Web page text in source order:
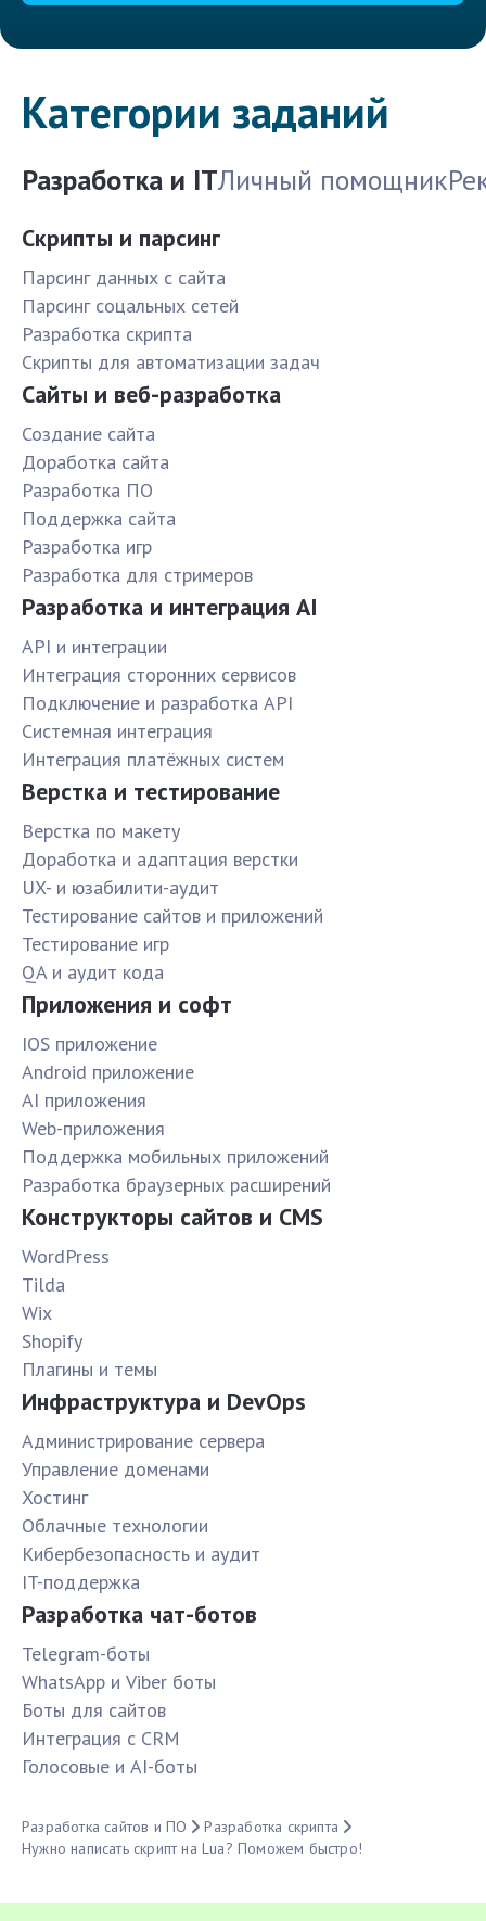
Категории заданий
Разработка и ITЛичный помощник
Скрипты и парсинг
Парсинг данных с сайта
Парсинг соцальных сетей
Разработка скрипта
Скрипты для автоматизации задач
Сайты и веб-разработка
Создание сайта
Доработка сайта
Разработка ПО
Поддержка сайта
Разработка игр
Разработка для стримеров
Разработка и интеграция AI
API и интеграции
Интеграция сторонних сервисов
Подключение и разработка API
Системная интеграция
Интеграция платёжных систем
Верстка и тестирование
Верстка по макету
Доработка и адаптация верстки
UX- и юзабилити-аудит
Тестирование сайтов и приложений
Тестирование игр
QA и аудит кода
Приложения и софт
IOS приложение
Android приложение
AI приложения
Web-приложения
Поддержка мобильных приложений
Разработка браузерных расширений
Конструкторы сайтов и CMS
WordPress
Tilda
Wix
Shopify
Плагины и темы
Инфраструктура и DevOps
Администрирование сервера
Управление доменами
Хостинг
Облачные технологии
Кибербезопасность и аудит
IT-поддержка
Разработка чат-ботов
Telegram-боты
WhatsApp и Viber боты
Боты для сайтов
Интеграция с CRM
Голосовые и AI-боты
Разработка сайтов и ПО
Разработка скрипта
Нужно написать скрипт на Lua? Поможем быстро!